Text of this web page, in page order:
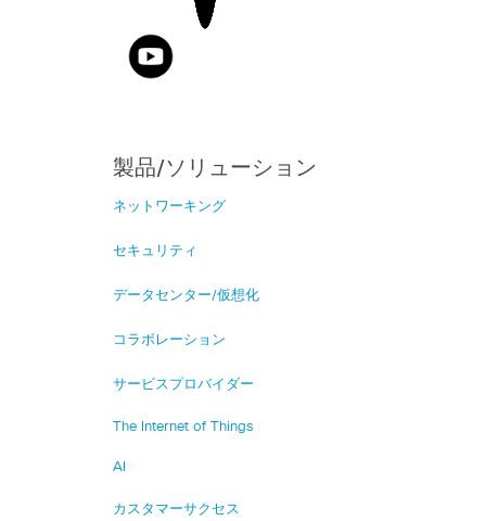
製品/ソリューション
ネットワーキング
セキュリティ
データセンター/仮想化
コラボレーション
サービスプロバイダー
The Internet of Things
AI
カスタマーサクセス